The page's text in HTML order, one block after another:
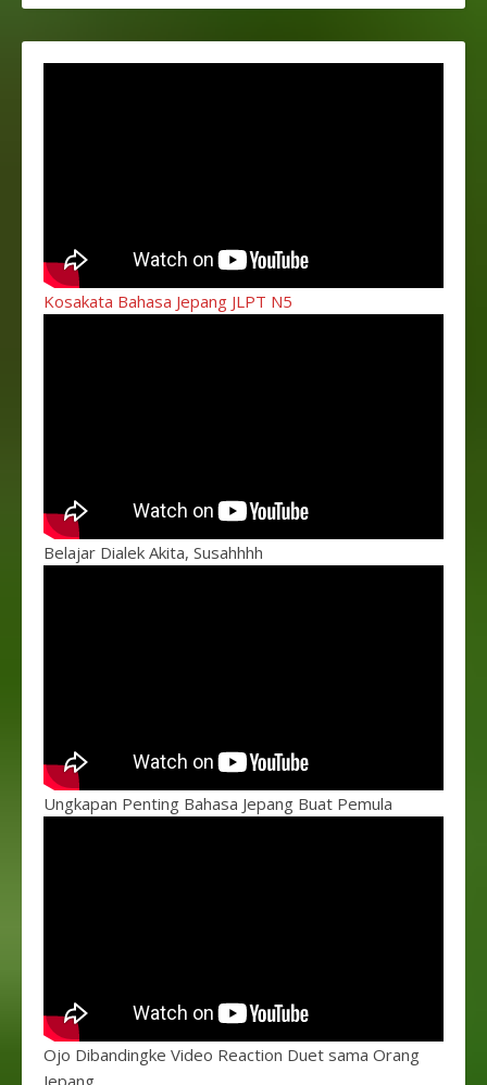
Kosakata Bahasa Jepang JLPT N5
Belajar Dialek Akita, Susahhhh
Ungkapan Penting Bahasa Jepang Buat Pemula
Ojo Dibandingke Video Reaction Duet sama Orang
Jepang